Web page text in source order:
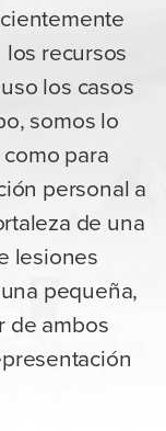
los recursos
los casos
somos lo
para
personal a
de una
lesiones
pequeña,
de ambos